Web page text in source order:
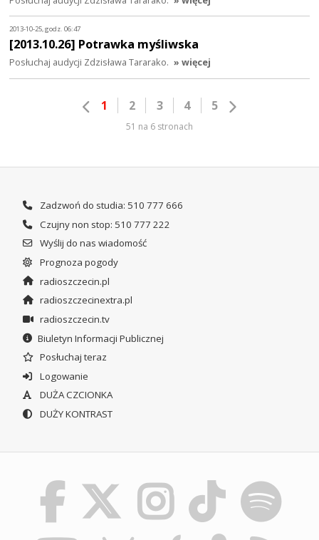
2013-10-25, godz. 06:47
[2013.10.26] Potrawka myśliwska
Posłuchaj audycji Zdzisława Tararako. » więcej
1 2 3 4 5
51 na 6 stronach
Zadzwoń do studia: 510 777 666
Czujny non stop: 510 777 222
Wyślij do nas wiadomość
Prognoza pogody
radioszczecin.pl
radioszczecinextra.pl
radioszczecin.tv
Biuletyn Informacji Publicznej
Posłuchaj teraz
Logowanie
DUŻA CZCIONKA
DUŻY KONTRAST